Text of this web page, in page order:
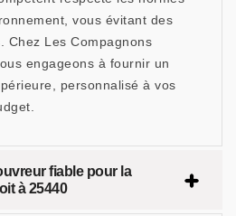
vous évitant des
Chez Les Compagnons
engageons à fournir un
personnalisé à vos
fiable pour la
à 25440